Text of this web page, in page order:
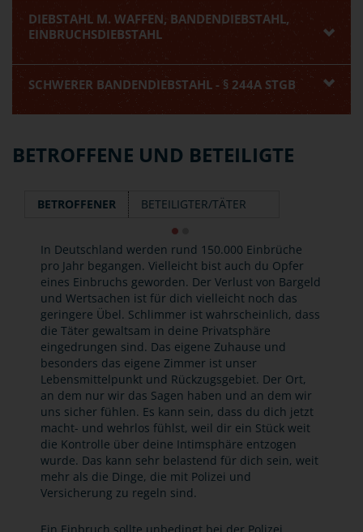
DIEBSTAHL M. WAFFEN, BANDENDIEBSTAHL,
EINBRUCHSDIEBSTAHL
SCHWERER BANDENDIEBSTAHL - § 244A STGB
BETROFFENE UND BETEILIGTE
BETROFFENER BETEILIGTER/TÄTER
In Deutschland werden rund 150.000 Einbrüche
pro Jahr begangen. Vielleicht bist auch du Opfer
eines Einbruchs geworden. Der Verlust von Bargeld
und Wertsachen ist für dich vielleicht noch das
geringere Übel. Schlimmer ist wahrscheinlich, dass
die Täter gewaltsam in deine Privatsphäre
eingedrungen sind. Das eigene Zuhause und
besonders das eigene Zimmer ist unser
Lebensmittelpunkt und Rückzugsgebiet. Der Ort,
an dem nur wir das Sagen haben und an dem wir
uns sicher fühlen. Es kann sein, dass du dich jetzt
macht- und wehrlos fühlst, weil dir ein Stück weit
die Kontrolle über deine Intimsphäre entzogen
wurde. Das kann sehr belastend für dich sein, weit
mehr als die Dinge, die mit Polizei und
Versicherung zu regeln sind.